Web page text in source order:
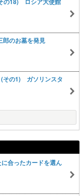
のお墓を発見
(その1) ガソリンスタ
に合ったカードを選ん